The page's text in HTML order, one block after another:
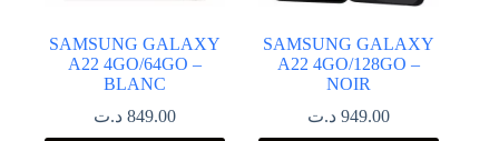
SAMSUNG GALAXY
A22 4GO/64GO –
BLANC
849.00 د.ت
SAMSUNG GALAXY
A22 4GO/128GO –
NOIR
949.00 د.ت